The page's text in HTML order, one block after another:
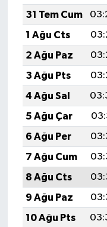
31 Tem Cum
1 Ağu Cts
2 Ağu Paz
3 Ağu Pts
4 Ağu Sal
5 Ağu Çar
6 Ağu Per
7 Ağu Cum
8 Ağu Cts
9 Ağu Paz
10 Ağu Pts